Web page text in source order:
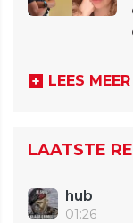
LEES MEER
LAATSTE
hub
01:26